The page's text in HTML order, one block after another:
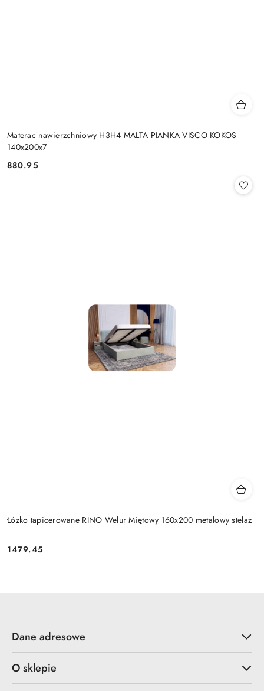
Materac nawierzchniowy H3H4 MALTA PIANKA VISCO KOKOS
140x200x7
Cena:
880.95
Łóżko tapicerowane RINO Welur Miętowy 160x200 metalowy stelaż
Cena:
1479.45
Dane adresowe
O sklepie